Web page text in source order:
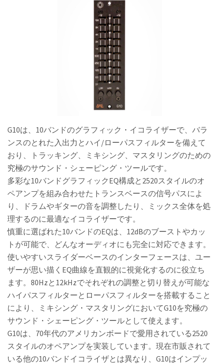
G10は、10バンドのグラフィック・イコライザーで、バラ
ンスのとれた入出力とハイ/ローパスフィルターを備えて
おり、トラッキング、ミキシング、マスタリングのための
究極のサウンド・シェーピング・ツールです。
多彩な10バンドグラフィックEQ構成と2520スタイルのオ
ペアンプを組み合わせたトランスベースの信号パスによ
り、ドラムやギターの音を調整したり、ミックス全体を処
理するのに最適なイコライザーです。
慎重に選ばれた10バンドのEQは、12dBのブーストやカッ
トが可能で、どんなオーディオにも完全に対応できます。
使いやすいスライダーベースのインターフェースは、ユー
ザーが思い描くEQ曲線を直観的に視覚化するのに役立ち
ます。80Hzと12kHzでそれぞれの調整と切り替えが可能な
ハイパスフィルターとローパスフィルターを搭載すること
により、ミキシング・マスタリングにおいてG10を究極の
サウンド・シェーピング・ツールとして使えます。
G10は、70年代のアメリカンボードで愛用されている2520
スタイルのオペアンプを実装しています。現在市販されて
いる他の10バンドイコライザとは異なり、G10はインプッ